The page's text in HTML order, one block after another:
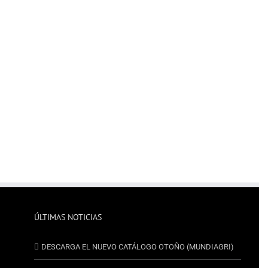
ÚLTIMAS NOTICIAS
DESCARGA EL NUEVO CATÁLOGO OTOÑO (MUNDIAGRI)